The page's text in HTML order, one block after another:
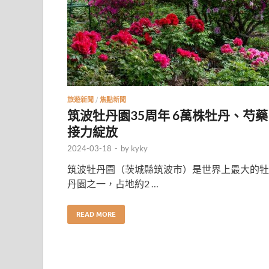
旅遊新聞 / 焦點新聞
筑波牡丹園35周年 6萬株牡丹、芍藥
接力綻放
2024-03-18 - by kyky
筑波牡丹園（茨城縣筑波市）是世界上最大的牡
丹園之一，占地約2 …
READ MORE